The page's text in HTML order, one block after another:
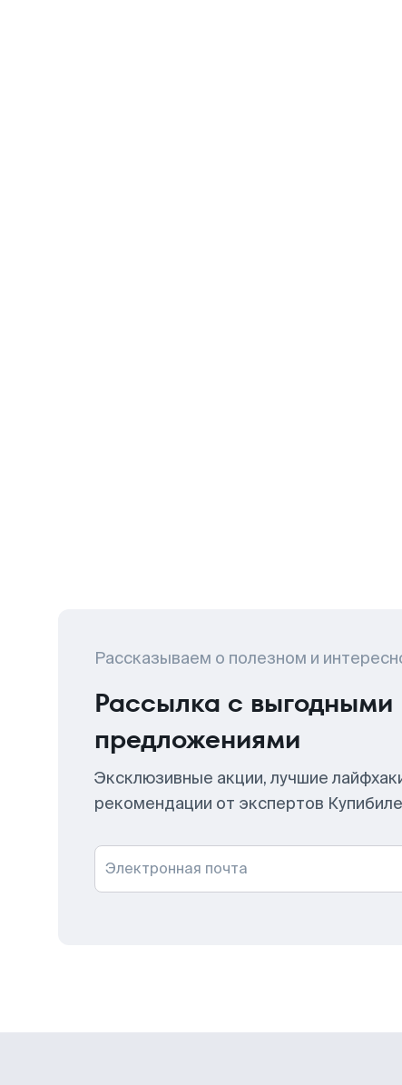
Рассказываем о полезном и
Рассылка с выгодными
предложениями
Эксклюзивные акции, лучшие
рекомендации от экспертов
Электронная почта